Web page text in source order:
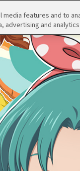
features and to
advertising and